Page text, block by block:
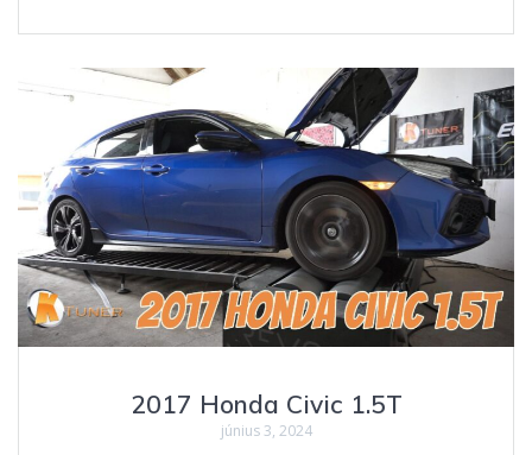
2017 Honda Civic 1.5T
június 3, 2024